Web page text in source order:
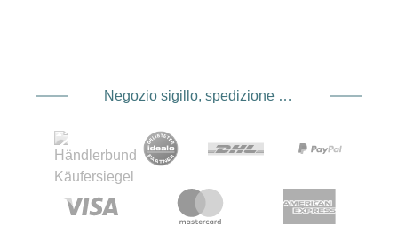
Negozio sigillo, spedizione e spedizione Fornitore di servizi di pagamento